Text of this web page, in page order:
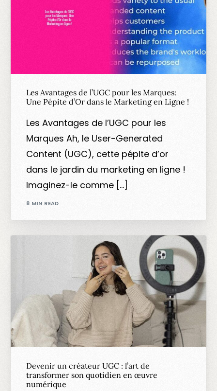
Les Avantages de l’UGC pour les Marques:
Une Pépite d’Or dans le Marketing en Ligne !
Les Avantages de l’UGC pour les
Marques Ah, le User-Generated
Content (UGC), cette pépite d’or
dans le jardin du marketing en ligne !
Imaginez-le comme […]
8 MIN READ
Devenir un créateur UGC : l’art de
transformer son quotidien en œuvre
numérique